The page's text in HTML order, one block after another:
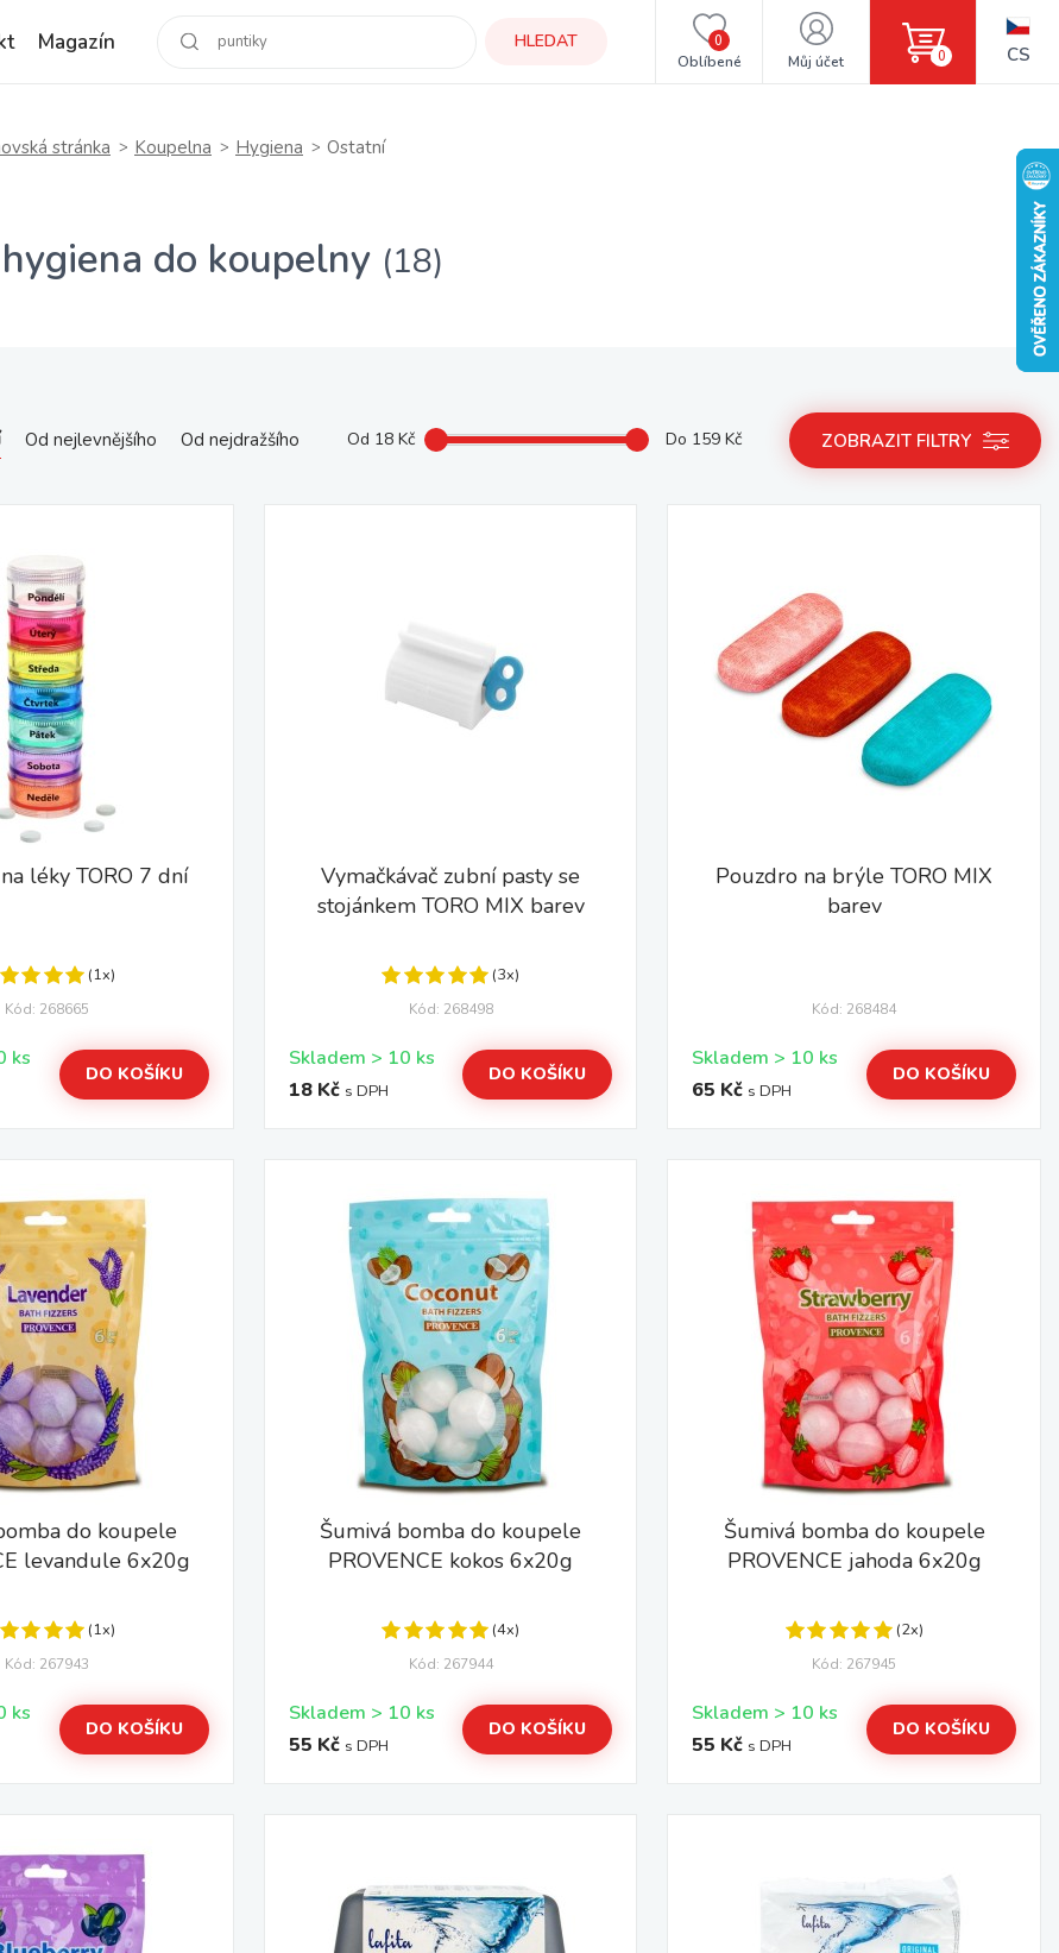
Magazín HLEDAT
Oblíbené
0
Můj účet 0 CS
stránka Koupelna Hygiena Ostatní
do koupelny (18)
Od nejlevnějšího Od nejdražšího Od 18 Kč Do 159 Kč ZOBRAZIT FILTRY
léky TORO 7 dní
(1x)
Kód: 268665
Skladem > 10 ks
DO KOŠÍKU
Vymačkávač zubní pasty se
stojánkem TORO MIX barev
(3x)
Kód: 268498
Skladem > 10 ks
18 Kč s DPH
DO KOŠÍKU
Pouzdro na brýle TORO MIX
barev
Kód: 268484
Skladem > 10 ks
65 Kč s DPH
DO KOŠÍKU
do koupele
levandule 6x20g
(1x)
Kód: 267943
Skladem > 10 ks
DO KOŠÍKU
Šumivá bomba do koupele
PROVENCE kokos 6x20g
(4x)
Kód: 267944
Skladem > 10 ks
55 Kč s DPH
DO KOŠÍKU
Šumivá bomba do koupele
PROVENCE jahoda 6x20g
(2x)
Kód: 267945
Skladem > 10 ks
55 Kč s DPH
DO KOŠÍKU